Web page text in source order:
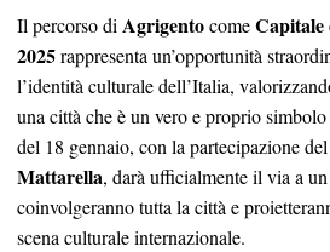
Il percorso diAgrigentocome
2025rappresenta un’opportunità
l’identità culturale dell’Italia,
una città che è un vero e proprio
del 18 gennaio, con la partecipazione
Mattarella, darà ufficialmente il via a
coinvolgeranno tutta la città e
scena culturale internazionale.